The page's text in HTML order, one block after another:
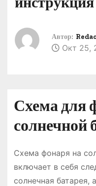
Автор:
Окт 25,
Схема для
солнечной
Схема фонаря на
включает в себя
солнечная батарея,